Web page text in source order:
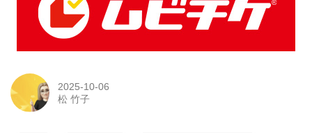
2025-10-06
松 竹子